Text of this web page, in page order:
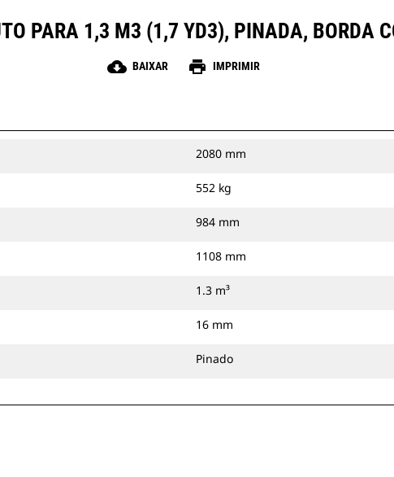
PARA 1,3 M3 (1,7 YD3), PINADA, BORDA
cloud_download BAIXAR print IMPRIMIR
2080 mm
552 kg
984 mm
1108 mm
1.3 m³
16 mm
Pinado